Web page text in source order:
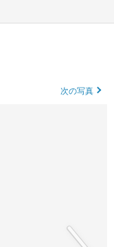
次の写真